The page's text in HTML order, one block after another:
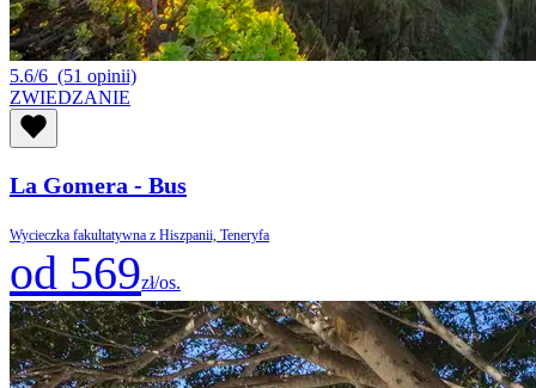
5.6/6 (51 opinii)
ZWIEDZANIE
La Gomera - Bus
Wycieczka fakultatywna z Hiszpanii, Teneryfa
od 569zł/os.